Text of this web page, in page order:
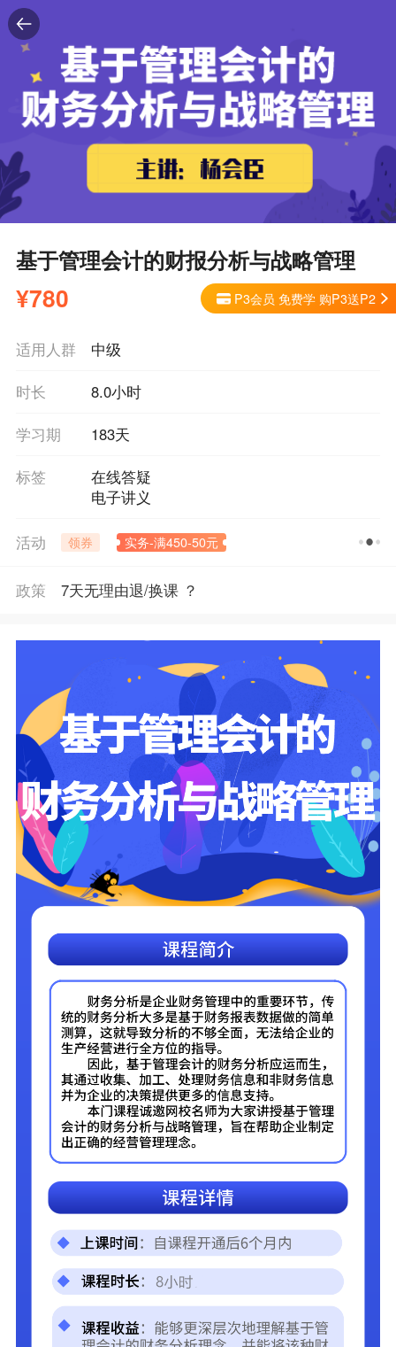
基于管理会计的财报分析与战略管理
¥780 P3会员 免费学 购P3送P2
适用人群
中级
时长
8.0小时
学习期
183天
标签
在线答疑
电子讲义
活动 领券 实务-满450-50元
政策 7天无理由退/换课 ？